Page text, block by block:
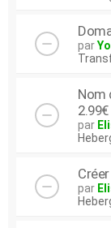
par
Nom
par
par